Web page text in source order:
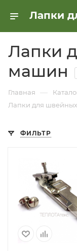
Лапки
машин
Главная —
Лапки для
ФИЛЬТР